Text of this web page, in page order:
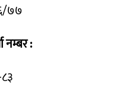
७७
नम्बर :